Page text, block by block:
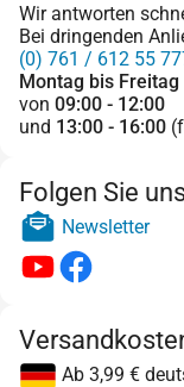
Wir antworten
Bei dringenden
(0) 761 / 612 55
Montag bis Freitag
von 09:00 - 12:00
und 13:00 - 16:00
Folgen Sie
Newsletter
Ab 3,99 €